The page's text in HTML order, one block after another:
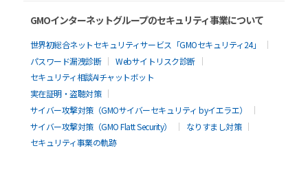
GMOインターネットグループのセキュリティ事業について
世界初総合ネットセキュリティサービス「GMOセキュリティ24」
パスワード漏洩診断
Webサイトリスク診断
セキュリティ相談AIチャットボット
実在証明・盗聴対策
サイバー攻撃対策（GMOサイバーセキュリティ byイエラエ）
サイバー攻撃対策（GMO Flatt Security）
なりすまし対策
セキュリティ事業の軌跡